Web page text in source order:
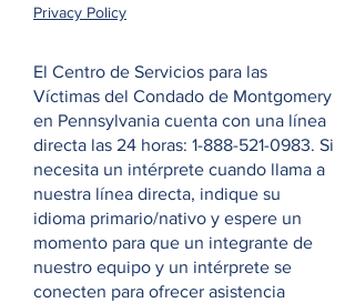
Privacy Policy
El Centro de Servicios para las
Víctimas del Condado de Montgomery
en Pennsylvania cuenta con una línea
directa las 24 horas: 1-888-521-0983. Si
necesita un intérprete cuando llama a
nuestra línea directa, indique su
idioma primario/nativo y espere un
momento para que un integrante de
nuestro equipo y un intérprete se
conecten para ofrecer asistencia